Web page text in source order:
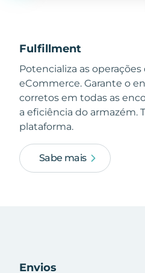
Fulfillment
Potencializa as
eCommerce. Garante o
corretos em todas as
a eficiência do armazém.
plataforma.
Sabe mais
Envios